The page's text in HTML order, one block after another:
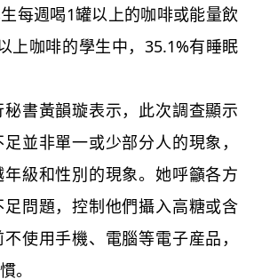
每週喝1罐以上的咖啡或能量飲
上咖啡的學生中，35.1%有睡眠
書黃韻璇表示，此次調查顯示
並非單一或少部分人的現象，
級和性別的現象。她呼籲各方
問題，控制他們攝入高糖或含
使用手機、電腦等電子産品，
。